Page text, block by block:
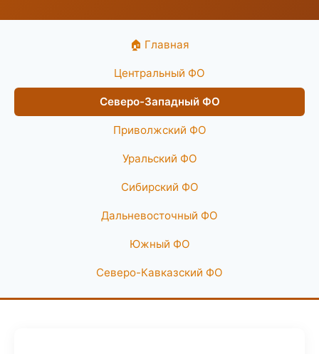
🏠 Главная
Центральный ФО
Северо-Западный ФО
Приволжский ФО
Уральский ФО
Сибирский ФО
Дальневосточный ФО
Южный ФО
Северо-Кавказский ФО